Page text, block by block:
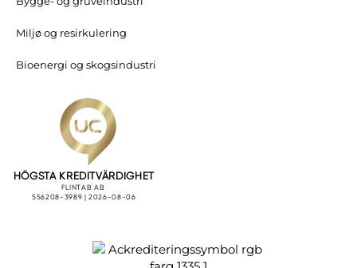
Miljø og resirkulering
Bioenergi og skogsindustri